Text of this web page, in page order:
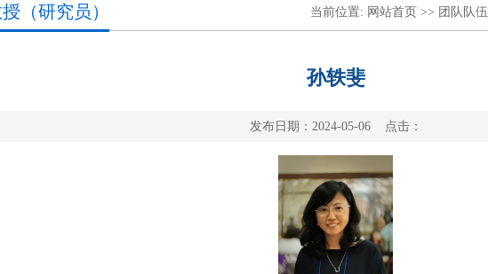
（研究员） 当前位置: 网站首页 >> 团队队伍
孙轶斐
发布日期：2024-05-06 点击：